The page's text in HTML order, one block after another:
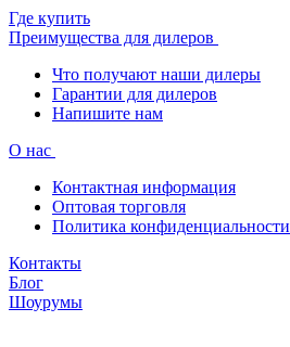
Где купить
Преимущества для дилеров
Что получают наши дилеры
Гарантии для дилеров
Напишите нам
О нас
Контактная информация
Оптовая торговля
Политика конфиденциальности
Контакты
Блог
Шоурумы